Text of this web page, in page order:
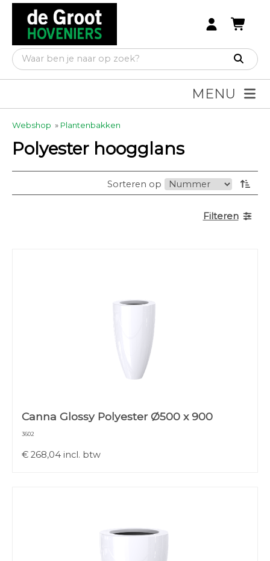
MENU
Webshop » Plantenbakken
Polyester hoogglans
Sorteren op
Filteren
Canna Glossy Polyester Ø500 x 900
3602
€ 268,04 incl. btw